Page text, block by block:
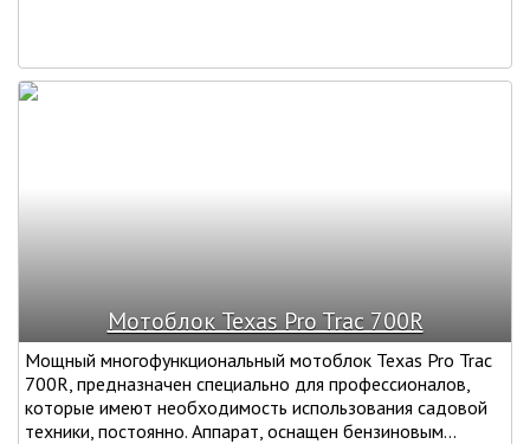
Мотоблок Texas Pro Trac 700R
Мощный многофункциональный мотоблок Texas Pro Trac
700R, предназначен специально для профессионалов,
которые имеют необходимость использования садовой
техники, постоянно. Аппарат, оснащен бензиновым...